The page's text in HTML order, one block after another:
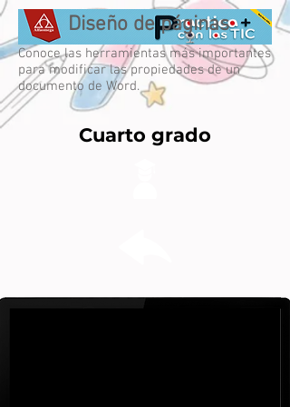
Diseño de páginas
Conoce las herramientas más importantes
para modificar las propiedades de un
documento de Word.
Cuarto grado